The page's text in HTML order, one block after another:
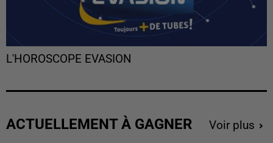
L'HOROSCOPE EVASION
ACTUELLEMENT À GAGNER Voir plus